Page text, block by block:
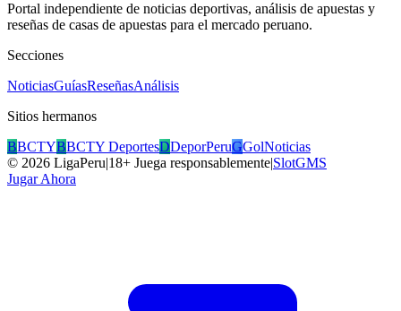
Portal independiente de noticias deportivas, análisis de apuestas y
reseñas de casas de apuestas para el mercado peruano.
Secciones
NoticiasGuíasReseñasAnálisis
Sitios hermanos
BBCTYBBCTY DeportesDDeporPeruGGolNoticias
© 2026 LigaPeru|18+ Juega responsablemente|SlotGMS
Jugar Ahora